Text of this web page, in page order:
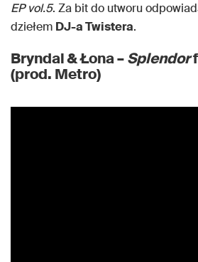
EP vol.5. Za bit do utworu
dziełem DJ-a Twistera.
Bryndal & Łona –Splendor
(prod. Metro)